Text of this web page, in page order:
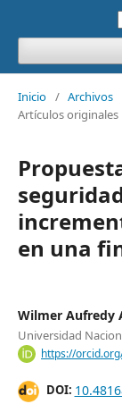
Inicio / Archivos
Artículos originales
en una
Wilmer Aufredy
Universidad
https://
DOI: